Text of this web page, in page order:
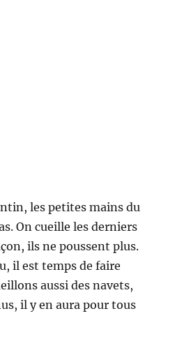
les petites mains du
On cueille les derniers
ils ne poussent plus.
il est temps de faire
aussi des navets,
il y en aura pour tous